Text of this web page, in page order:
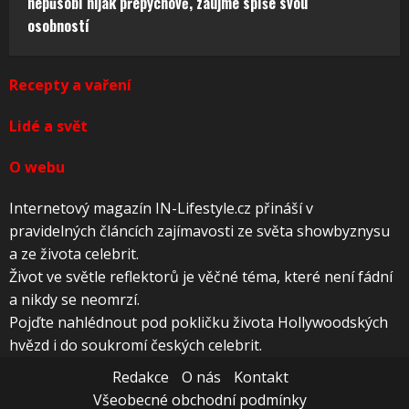
osobností
Recepty a vaření
Lidé a svět
O webu
Internetový magazín IN-Lifestyle.cz přináší v
pravidelných článcích zajímavosti ze světa showbyznysu
a ze života celebrit.
Život ve světle reflektorů je věčné téma, které není fádní
a nikdy se neomrzí.
Pojďte nahlédnout pod pokličku života Hollywoodských
hvězd i do soukromí českých celebrit.
Redakce
O nás
Kontakt
Všeobecné obchodní podmínky